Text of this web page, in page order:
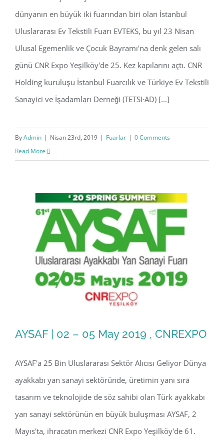
CNREXPO
dünyanın en büyük iki fuarından biri olan İstanbul
Uluslararası Ev Tekstili Fuarı EVTEKS, bu yıl 23 Nisan
Ulusal Egemenlik ve Çocuk Bayramı'na denk gelen salı
günü CNR Expo Yeşilköy'de 25. Kez kapılarını açtı. CNR
Holding kuruluşu İstanbul Fuarcılık ve Türkiye Ev Tekstili
Sanayici ve İşadamları Derneği (TETSI·AD) [...]
ByAdmin | Nisan 23rd, 2019 | Fuarlar | 0 Comments
Read More
AYSAF | 02 – 05 May 2019 , CNREXPO
AYSAF'a 25 Bin Uluslararası Sektör Alıcısı Geliyor Dünya
ayakkabı yan sanayi sektöründe, üretimin yanı sıra
tasarım ve teknolojide de söz sahibi olan Türk ayakkabı
yan sanayi sektörünün en büyük buluşması AYSAF, 2
Mayıs'ta, ihracatın merkezi CNR Expo Yeşilköy'de 61.